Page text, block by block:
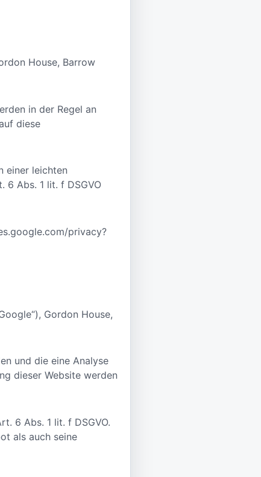
House, Barrow
in der Regel an
diese
einer leichten
6 Abs. 1 lit. f DSGVO
privacy?
Gordon House,
und die eine Analyse
dieser Website werden
6 Abs. 1 lit. f DSGVO.
als auch seine